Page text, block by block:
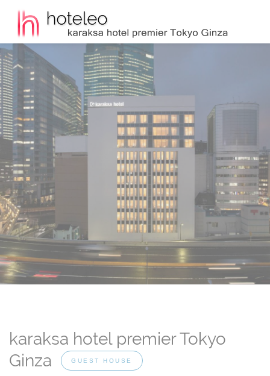
karaksa hotel premier Tokyo
Ginza
GUEST HOUSE